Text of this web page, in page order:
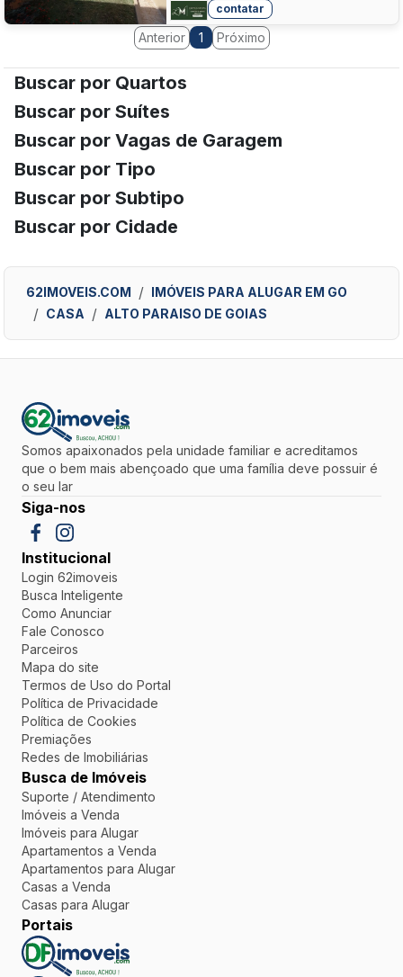
contatar
Anterior 1 Próximo
Buscar por Quartos
Buscar por Suítes
Buscar por Vagas de Garagem
Buscar por Tipo
Buscar por Subtipo
Buscar por Cidade
62IMOVEIS.COM
IMÓVEIS PARA ALUGAR EM GO
CASA
ALTO PARAISO DE GOIAS
Somos apaixonados pela unidade familiar e acreditamos
que o bem mais abençoado que uma família deve possuir é
o seu lar
Siga-nos
Institucional
Login 62imoveis
Busca Inteligente
Como Anunciar
Fale Conosco
Parceiros
Mapa do site
Termos de Uso do Portal
Política de Privacidade
Política de Cookies
Premiações
Redes de Imobiliárias
Busca de Imóveis
Suporte / Atendimento
Imóveis a Venda
Imóveis para Alugar
Apartamentos a Venda
Apartamentos para Alugar
Casas a Venda
Casas para Alugar
Portais